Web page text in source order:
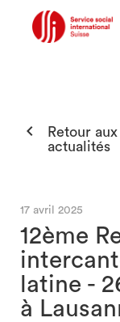

Retour aux
actualités
17 avril 2025
12ème
latine -
à